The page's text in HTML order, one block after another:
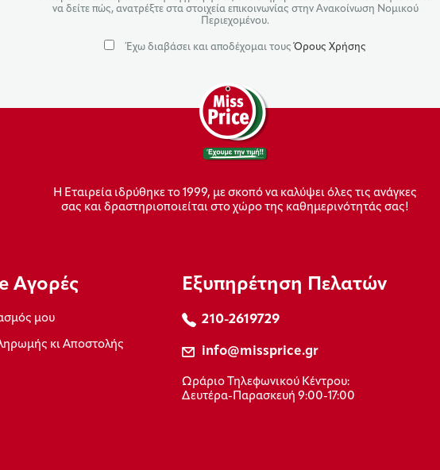
να δείτε πώς, ανατρέξτε στα στοιχεία επικοινωνίας στην Ανακοίνωση Νομικού
Περιεχομένου.
Έχω διαβάσει και αποδέχομαι τουςΌρους Χρήσης
Η Εταιρεία ιδρύθηκε το 1999, με σκοπό να καλύψει όλες τις ανάγκες
σας και δραστηριοποιείται στο χώρο της καθημερινότητάς σας!
Αγορές
μου
κι Αποστολής
Εξυπηρέτηση Πελατών
210-2619729
info@missprice.gr
Ωράριο Τηλεφωνικού Κέντρου:
Δευτέρα-Παρασκευή 9:00-17:00